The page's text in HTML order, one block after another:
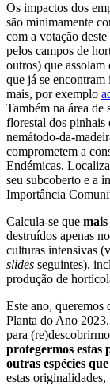
Os impactos dos
são minimamente
com a votação
pelos campos de
outros) que
que já se encontram
mais, por exemplo
Também na área de
florestal dos pinhais
nemátodo-da-
comprometem a
Endémicas,
seu subcoberto e a
Importância
Calcula-se que
destruídos apenas
culturas intensivas
slides seguintes),
produção de
Este ano, queremos
Planta do Ano 2023.
para
protegermos estas
outras espécies
estas